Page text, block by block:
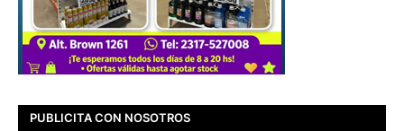
PUBLICITA CON NOSOTROS